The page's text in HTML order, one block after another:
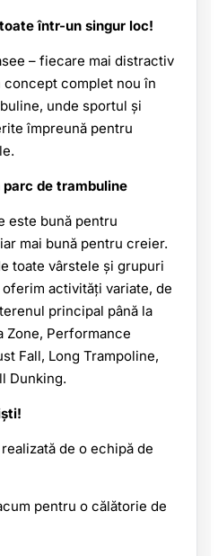
într-un singur loc!
– fiecare mai distractiv
complet nou în
unde sportul și
împreună pentru
de trambuline
este bună pentru
mai bună pentru creier.
toate vârstele și grupuri
activități variate, de
principal până la
Zone, Performance
Fall, Long Trampoline,
Dunking.
de o echipă de
pentru o călătorie de